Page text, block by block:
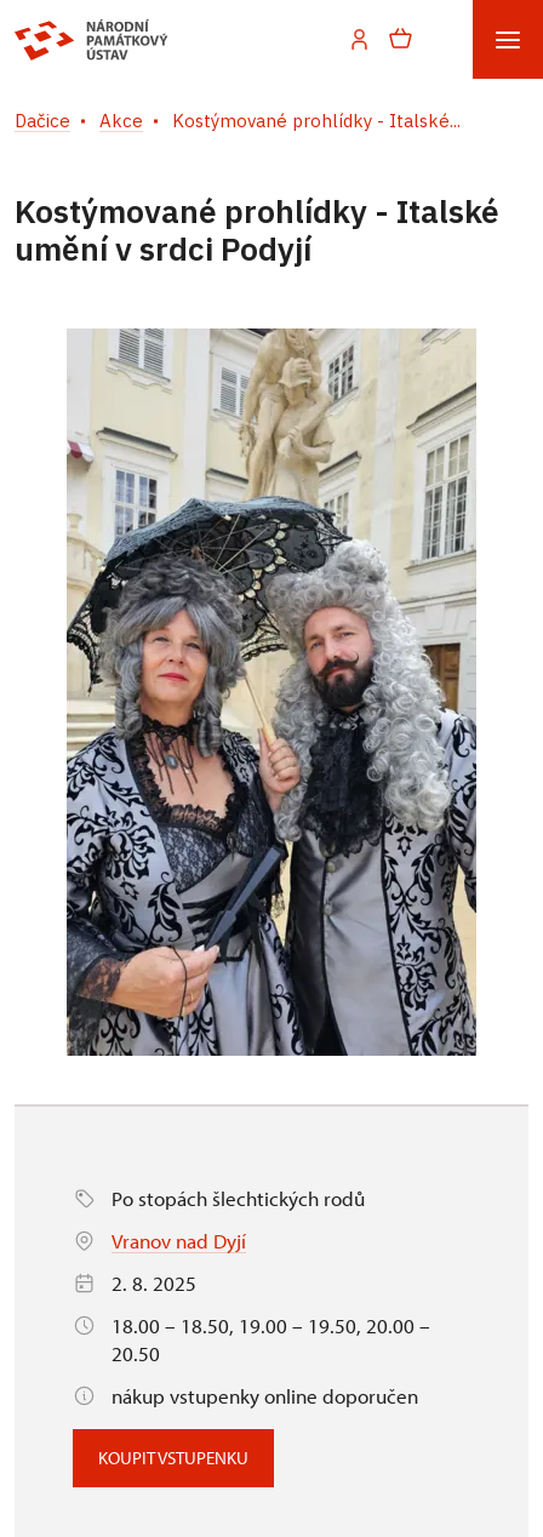
Dačice Akce Kostýmované prohlídky - Italské...
Kostýmované prohlídky - Italské
umění v srdci Podyjí
Po stopách šlechtických rodů
Vranov nad Dyjí
2. 8. 2025
18.00 – 18.50, 19.00 – 19.50, 20.00 –
20.50
nákup vstupenky online doporučen
KOUPIT VSTUPENKU